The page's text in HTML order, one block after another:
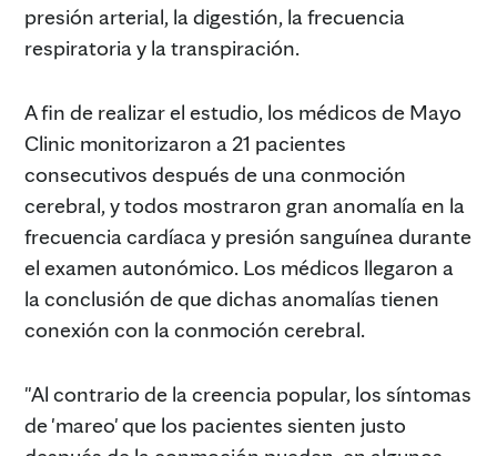
presión arterial, la digestión, la frecuencia
respiratoria y la transpiración.
A fin de realizar el estudio, los médicos de Mayo
Clinic monitorizaron a 21 pacientes
consecutivos después de una conmoción
cerebral, y todos mostraron gran anomalía en la
frecuencia cardíaca y presión sanguínea durante
el examen autonómico. Los médicos llegaron a
la conclusión de que dichas anomalías tienen
conexión con la conmoción cerebral.
"Al contrario de la creencia popular, los síntomas
de 'mareo' que los pacientes sienten justo